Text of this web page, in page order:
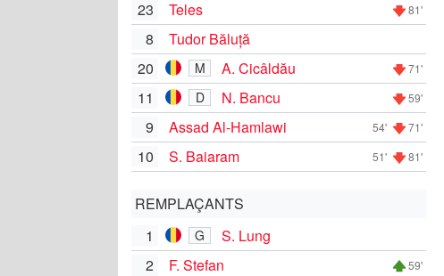
23 Teles 81'
8
Tudor Băluță
20
M A. Cicâldău 71'
11 D N. Bancu 59'
9 Assad Al-Hamlawi 54' 71'
10 S. Baiaram 51' 81'
REMPLAÇANTS
1
G
S. Lung
2
F. Stefan 59'